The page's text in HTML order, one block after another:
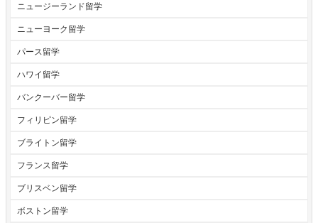
ニュージーランド留学
ニューヨーク留学
パース留学
ハワイ留学
バンクーバー留学
フィリピン留学
ブライトン留学
フランス留学
ブリスベン留学
ボストン留学